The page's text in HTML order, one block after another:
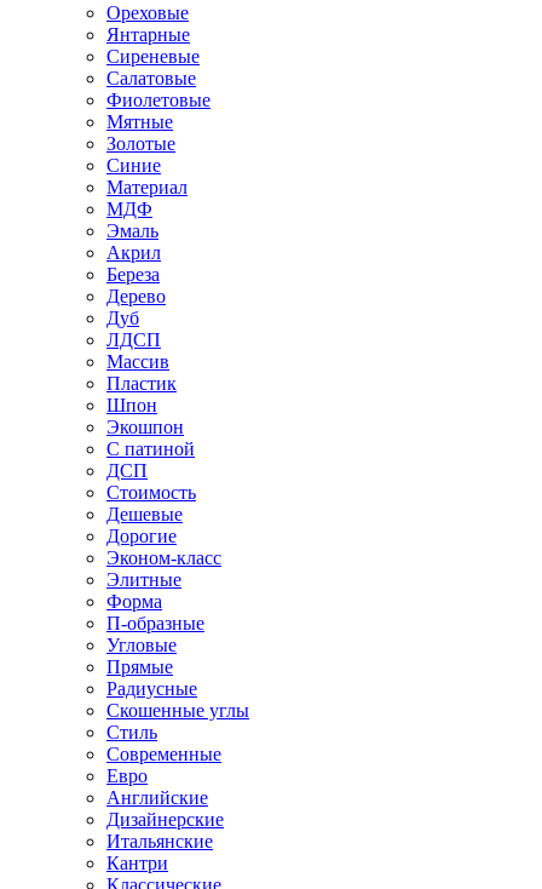
Ореховые
Янтарные
Сиреневые
Салатовые
Фиолетовые
Мятные
Золотые
Синие
Материал
МДФ
Эмаль
Акрил
Береза
Дерево
Дуб
ЛДСП
Массив
Пластик
Шпон
Экошпон
С патиной
ДСП
Стоимость
Дешевые
Дорогие
Эконом-класс
Элитные
Форма
П-образные
Угловые
Прямые
Радиусные
Скошенные углы
Стиль
Современные
Евро
Английские
Дизайнерские
Итальянские
Кантри
Классические